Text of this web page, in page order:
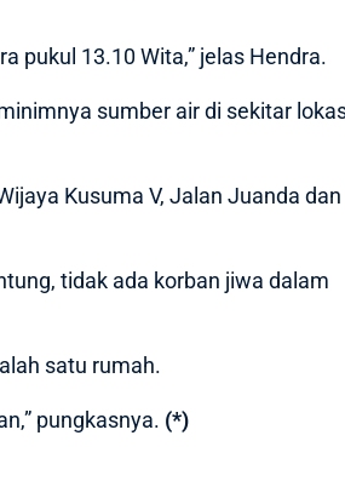
pukul 13.10 Wita,” jelas Hendra.
sumber air di sekitar
Kusuma V, Jalan Juanda dan
tidak ada korban jiwa dalam
satu rumah.
pungkasnya. (*)